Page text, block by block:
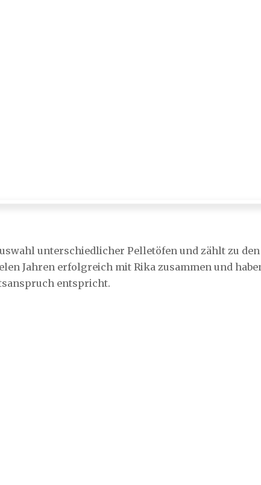
unterschiedlicher Pelletöfen und zählt zu
Jahren erfolgreich mit Rika zusammen und
entspricht.